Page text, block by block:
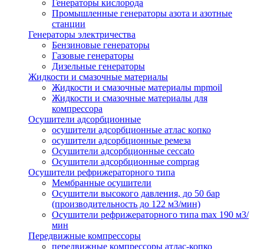
Генераторы кислорода
Промышленные генераторы азота и азотные
станции
Генераторы электричества
Бензиновые генераторы
Газовые генераторы
Дизельные генераторы
Жидкости и смазочные материалы
Жидкости и смазочные материалы mpmoil
Жидкости и смазочные материалы для
компрессора
Осушители адсорбционные
осушители адсорбционные атлас копко
осушители адсорбционные ремеза
Осушители адсорбционные ceccato
Осушители адсорбционные comprag
Осушители рефрижераторного типа
Мембранные осушители
Осушители высокого давления, до 50 бар
(производительность до 122 м3/мин)
Осушители рефрижераторного типа max 190 м3/
мин
Передвижные компрессоры
передвижные компрессоры атлас-копко